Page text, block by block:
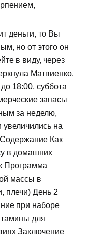
деньги, то Вы
но от этого он
в виду, через
Матвиенко.
18:00, суббота
запасы
за неделю,
на
Как
в домашних
Программа
массы в
плечи) День 2
при наборе
для
Заключение